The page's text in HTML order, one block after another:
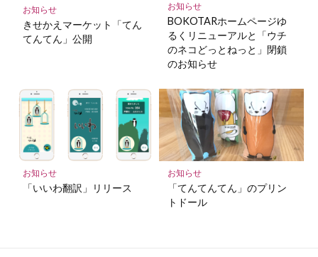
お知らせ
きせかえマーケット「てん
てんてん」公開
お知らせ
BOKOTARホームページゆ
るくリニューアルと「ウチ
のネコどっとねっと」閉鎖
のお知らせ
お知らせ
「いいわ翻訳」リリース
お知らせ
「てんてんてん」のプリン
トドール